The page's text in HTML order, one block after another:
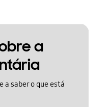
a
a saber o que está